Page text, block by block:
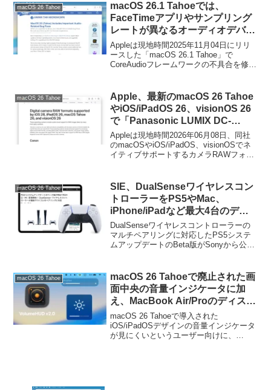
macOS 26 Tahoe
macOS 26.1 Tahoeでは、
FaceTimeアプリやサンプリング
レートが異なるオーディオデバイ
ス間、低サンプリングレートのオ
ーディオキャプチャが失敗する、
強いローパスフィルタが適用され
が修正。
Appleは現地時間2025年11月04日にリリ
ースした「macOS 26.1 Tahoe」で
CoreAudioフレームワークの不具合を修正
バイスのサンプリングレートが一致せ
ず、オーディオキャプチャが失敗すると
いう重大なバグなどが修正されたそうで
す。
macOS 26 Tahoe
Apple、最新のmacOS 26 Tahoe
やiOS/iPadOS 26、visionOS 26
で「Panasonic LUMIX DC-
L10」のRAWフォーマットをネイ
ティブサポート。
Appleは現地時間2026年06月08日、同社
のmacOSやiOS/iPadOS、visionOSでネ
イティブサポートするカメラRAWフォー
「Panasonic LUMIX DC-L10」などの
RAWフォーマットをサポートしたと発表
しています。
macOS 26 Tahoe
SIE、DualSenseワイヤレスコン
トローラーをPS5やMac、
iPhone/iPadなど最大4台のデバ
イスとペアリングし接続先を切り
替えられるようにしたPS5システ
ムアップデートのBeta版を公開。
DualSenseワイヤレスコントローラーの
マルチペアリングに対応したPS5システ
ムアップデートのBeta版がSonyから公開
macOS 26 Tahoe
macOS 26 Tahoeで廃止された画
面中央の音量インジケータに加
え、MacBook Air/Proのディスプ
レイ輝度インジケータの表示にも
対応した「VolumeHUD v2.0」が
リリース。
macOS 26 Tahoeで導入された
iOS/iPadOSデザインの音量インジケータ
が見にくいというユーザー向けに、